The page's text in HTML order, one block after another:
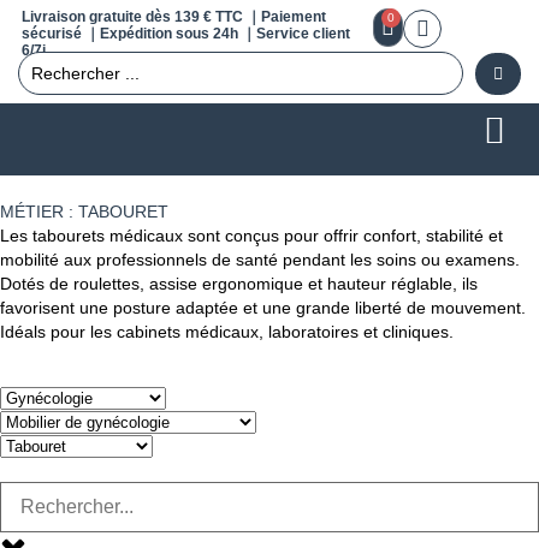
Livraison gratuite dès 139 € TTC ｜Paiement
sécurisé ｜Expédition sous 24h ｜Service client
6/7j
0
MÉTIER : TABOURET
Les tabourets médicaux sont conçus pour offrir confort, stabilité et
mobilité aux professionnels de santé pendant les soins ou examens.
Dotés de roulettes, assise ergonomique et hauteur réglable, ils
favorisent une posture adaptée et une grande liberté de mouvement.
Idéals pour les cabinets médicaux, laboratoires et cliniques.